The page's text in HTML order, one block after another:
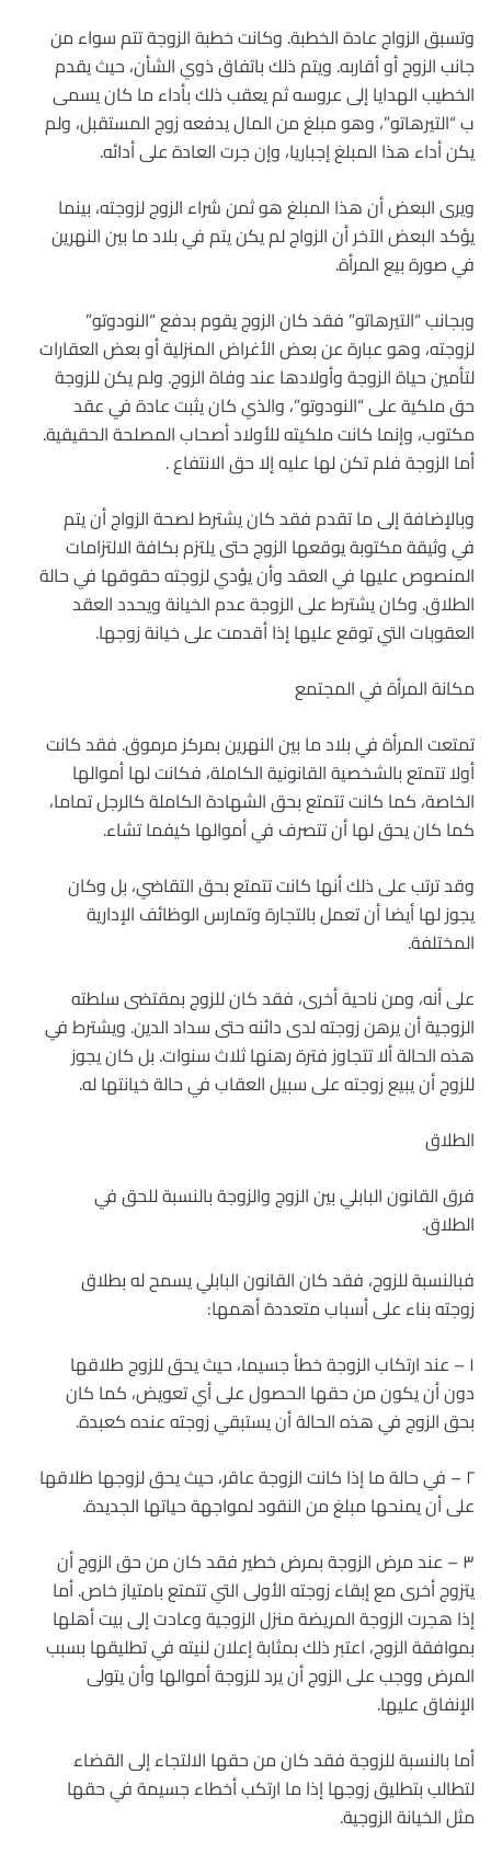
وتسبق الزواج عادة الخطبة. وكانت خطبة الزوجة تتم سواء من
جانب الزوج أو أقاربه. ويتم ذلك باتفاق ذوي الشأن، حيث يقدم
الخطيب الهدايا إلى عروسه ثم يعقب ذلك بأداء ما كان يسمى
ب “التيرهاتو”، وهو مبلغ من المال يدفعه زوج المستقبل، ولم
يكن أداء هذا المبلغ إجباريا، وإن جرت العادة على أدائه.
ويرى البعض أن هذا المبلغ هو ثمن شراء الزوج لزوجته، بينما
يؤكد البعض الآخر أن الزواج لم يكن يتم في بلاد ما بين النهرين
في صورة بيع المرأة.
وبجانب “التيرهاتو” فقد كان الزوج يقوم بدفع “النودوتو”
لزوجته، وهو عبارة عن بعض الأغراض المنزلية أو بعض العقارات
لتأمين حياة الزوجة وأولادها عند وفاة الزوج. ولم يكن للزوجة
حق ملكية على “النودوتو”، والذي كان يثبت عادة في عقد
مكتوب، وإنما كانت ملكيته للأولاد أصحاب المصلحة الحقيقية.
أما الزوجة فلم تكن لها عليه إلا حق الانتفاع .
وبالإضافة إلى ما تقدم فقد كان يشترط لصحة الزواج أن يتم
في وثيقة مكتوبة يوقعها الزوج حتى يلتزم بكافة الالتزامات
المنصوص عليها في العقد وأن يؤدي لزوجته حقوقها في حالة
الطلاق. وكان يشترط على الزوجة عدم الخيانة ويحدد العقد
العقوبات التي توقع عليها إذا أقدمت على خيانة زوجها.
مكانة المرأة في المجتمع
تمتعت المرأة في بلاد ما بين النهرين بمركز مرموق. فقد كانت
أولا تتمتع بالشخصية القانونية الكاملة، فكانت لها أموالها
الخاصة، كما كانت تتمتع بحق الشهادة الكاملة كالرجل تماما،
كما كان يحق لها أن تتصرف في أموالها كيفما تشاء.
وقد ترتب على ذلك أنها كانت تتمتع بحق التقاضي، بل وكان
يجوز لها أيضا أن تعمل بالتجارة وتمارس الوظائف الإدارية
المختلفة.
على أنه، ومن ناحية أخرى، فقد كان للزوج بمقتضى سلطته
الزوجية أن يرهن زوجته لدى دائنه حتى سداد الدين. ويشترط في
هذه الحالة ألا تتجاوز فترة رهنها ثلاث سنوات. بل كان يجوز
للزوج أن يبيع زوجته على سبيل العقاب في حالة خيانتها له.
الطلاق
فرق القانون البابلي بين الزوج والزوجة بالنسبة للحق في
الطلاق.
فبالنسبة للزوج، فقد كان القانون البابلي يسمح له بطلاق
زوجته بناء على أسباب متعددة أهمها:
١ – عند ارتكاب الزوجة خطأ جسيما، حيث يحق للزوج طلاقها
دون أن يكون من حقها الحصول على أي تعويض، كما كان
بحق الزوج في هذه الحالة أن يستبقي زوجته عنده كعبدة.
٢ – في حالة ما إذا كانت الزوجة عاقر، حيث يحق لزوجها طلاقها
على أن يمنحها مبلغ من النقود لمواجهة حياتها الجديدة.
٣ – عند مرض الزوجة بمرض خطير فقد كان من حق الزوج أن
يتزوج أخرى مع إبقاء زوجته الأولى التي تتمتع بامتياز خاص. أما
إذا هجرت الزوجة المريضة منزل الزوجية وعادت إلى بيت أهلها
بموافقة الزوج، اعتبر ذلك بمثابة إعلان لنيته في تطليقها بسبب
المرض ووجب على الزوج أن يرد للزوجة أموالها وأن يتولى
الإنفاق عليها.
أما بالنسبة للزوجة فقد كان من حقها الالتجاء إلى القضاء
لتطالب بتطليق زوجها إذا ما ارتكب أخطاء جسيمة في حقها
مثل الخيانة الزوجية.